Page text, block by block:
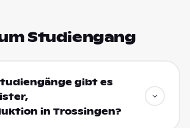
Studiengang
gibt es
in Trossingen?